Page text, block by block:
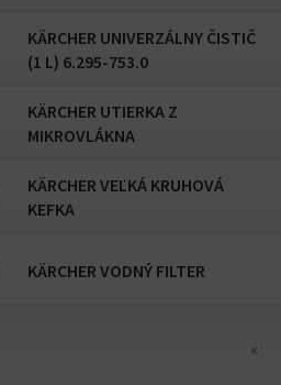
KÄRCHER UNIVERZÁLNY ČISTIČ
(1 L) 6.295-753.0
KÄRCHER UTIERKA Z
MIKROVLÁKNA
KÄRCHER VEĽKÁ KRUHOVÁ
KEFKA
KÄRCHER VODNÝ FILTER
«